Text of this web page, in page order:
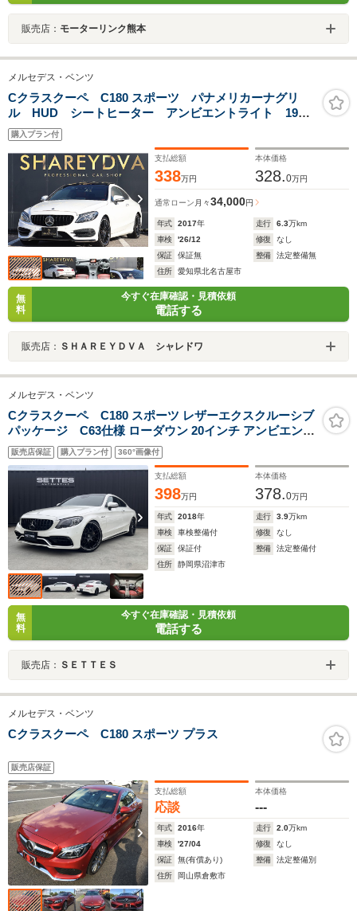
販売店： モーターリンク熊本
メルセデス・ベンツ
Cクラスクーペ C180 スポーツ パナメリカーナグリ
ル HUD シートヒーター アンビエントライト 19イ
ンチAW パワーシート パワートランク レッドレザ
ーシート パノラミックスライディングルーフ ドラレ
コ
購入プラン付
支払総額
338万円
本体価格
328.0万円
通常ローン 月々34,000円
年式 2017年 走行 6.3万km
車検
'26/12 修復
なし
保証
保証無 整備
法定整備無
住所
愛知県北名古屋市
無
料
今すぐ在庫確認・見積依頼
電話する
販売店： ＳＨＡＲＥＹＤＶＡ シャレドワ
メルセデス・ベンツ
Cクラスクーペ C180 スポーツ レザーエクスクルーシブ
パッケージ C63仕様 ローダウン 20インチ アンビエント
連動AC吹き出し口 レーダーレザーエクスクルーシブ セ
ーフティ エアバランスPKG パノラミックスライディング
ルーフ
販売店保証 購入プラン付 360°画像付
支払総額
398万円
本体価格
378.0万円
年式 2018年 走行 3.9万km
車検
車検整備付 修復
なし
保証
保証付 整備
法定整備付
住所
静岡県沼津市
無
料
今すぐ在庫確認・見積依頼
電話する
販売店： ＳＥＴＴＥＳ
メルセデス・ベンツ
Cクラスクーペ C180 スポーツ プラス
販売店保証
支払総額
応談
本体価格
---
年式 2016年 走行 2.0万km
車検
'27/04 修復
なし
保証
無(有償あり) 整備
法定整備別
住所
岡山県倉敷市